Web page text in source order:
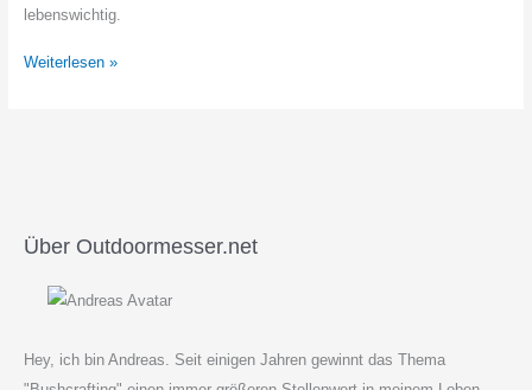
lebenswichtig.
Arsch
essentiell
überleben
Weiterlesen »
Über Outdoormesser.net
Hey, ich bin Andreas. Seit einigen Jahren gewinnt das Thema